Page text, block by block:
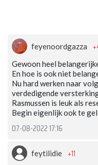
feyenoordgazza
Gewoon heel
En hoe is ook niet
Nu hard werken naar
verdedigende
Rasmussen is leuk als
Begin eigenlijk ook te
07-08-2022 17:16
feytilidie +11